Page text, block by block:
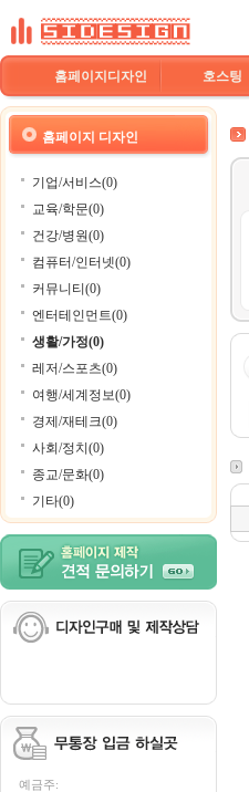
홈페이지디자인 호스팅
홈페이지 디자인
기업/서비스(0)
교육/학문(0)
건강/병원(0)
컴퓨터/인터넷(0)
커뮤니티(0)
엔터테인먼트(0)
생활/가정(0)
레저/스포츠(0)
여행/세계정보(0)
경제/재테크(0)
사회/정치(0)
종교/문화(0)
기타(0)
예금주: